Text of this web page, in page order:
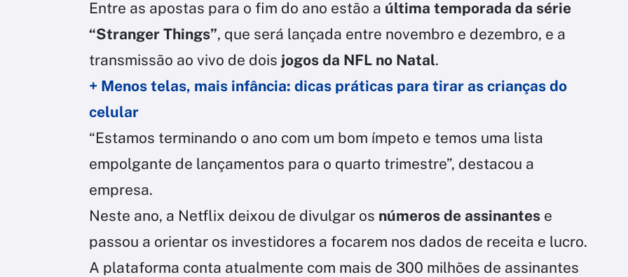
Entre as apostas para o fim do ano estão a última temporada da série
“Stranger Things”, que será lançada entre novembro e dezembro, e a
transmissão ao vivo de dois jogos da NFL no Natal.
+ Menos telas, mais infância: dicas práticas para tirar as crianças do
celular
“Estamos terminando o ano com um bom ímpeto e temos uma lista
empolgante de lançamentos para o quarto trimestre”, destacou a
empresa.
Neste ano, a Netflix deixou de divulgar os números de assinantes e
passou a orientar os investidores a focarem nos dados de receita e lucro.
A plataforma conta atualmente com mais de 300 milhões de assinantes